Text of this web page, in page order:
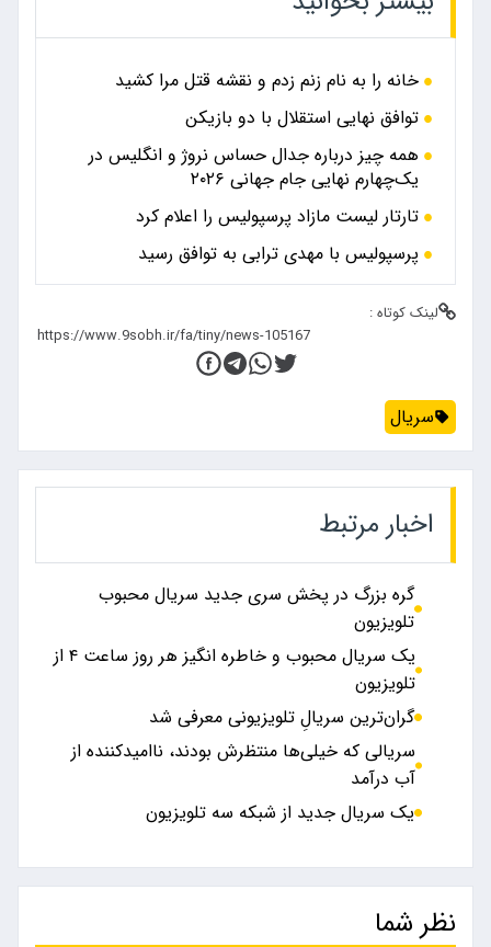
خانه را به نام زنم زدم و نقشه قتل مرا کشید
توافق نهایی استقلال با دو بازیکن
همه چیز درباره جدال حساس نروژ و انگلیس در
یک‌چهارم نهایی جام جهانی ۲۰۲۶
تارتار لیست مازاد پرسپولیس را اعلام کرد
پرسپولیس با مهدی ترابی به توافق رسید
لینک کوتاه :
سریال
اخبار مرتبط
گره بزرگ در پخش سری جدید سریال محبوب
تلویزیون
یک سریال محبوب و خاطره انگیز هر روز ساعت ۴ از
تلویزیون
گران‌ترین سریالِ تلویزیونی معرفی شد
سریالی که خیلی‌ها منتظرش بودند، ناامیدکننده از
آب درآمد
یک سریال جدید از شبکه سه تلویزیون
نظر شما